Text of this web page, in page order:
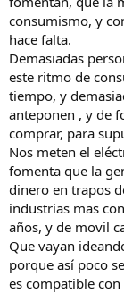
consumismo, y
hace falta.
Demasiadas
este ritmo de
tiempo, y
anteponen , y de
comprar, para
Nos meten el
fomenta que la
dinero en trapos
industrias mas
años, y de movil
Que vayan
porque así poco
es compatible